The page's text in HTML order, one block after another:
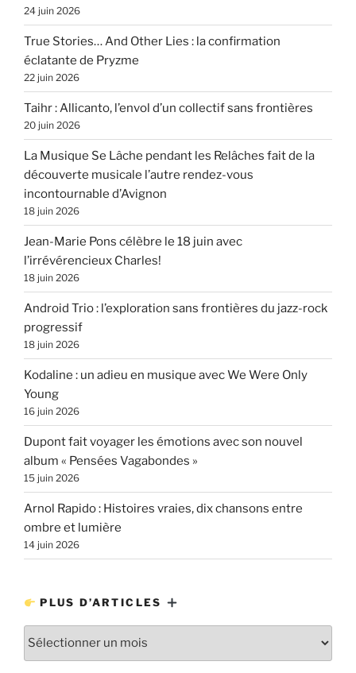
24 juin 2026
True Stories… And Other Lies : la confirmation
éclatante de Pryzme
22 juin 2026
Taihr : Allicanto, l’envol d’un collectif sans frontières
20 juin 2026
La Musique Se Lâche pendant les Relâches fait de la
découverte musicale l’autre rendez-vous
incontournable d’Avignon
18 juin 2026
Jean-Marie Pons célèbre le 18 juin avec
l’irrévérencieux Charles!
18 juin 2026
Android Trio : l’exploration sans frontières du jazz-rock
progressif
18 juin 2026
Kodaline : un adieu en musique avec We Were Only
Young
16 juin 2026
Dupont fait voyager les émotions avec son nouvel
album « Pensées Vagabondes »
15 juin 2026
Arnol Rapido : Histoires vraies, dix chansons entre
ombre et lumière
14 juin 2026
PLUS D’ARTICLES